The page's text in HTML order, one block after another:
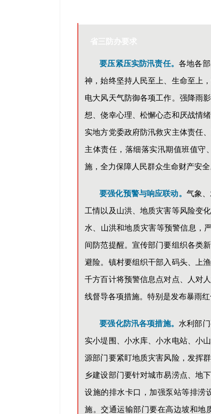
要压紧压实防汛责任。各地各
神，始终坚持人民至上、生命至上
电大风天气防御各项工作。强降雨
想、侥幸心理、松懈心态和厌战情
实地方党委政府防汛救灾主体责任
主体责任，落细落实汛期值班值守
施，全力保障人民群众生命财产安全
要强化预警与响应联动。 气象
工情以及山洪、地质灾害等风险变
水、山洪和地质灾害等预警信息，
间防范提醒。宣传部门要组织各类
避险。镇村要组织干部入码头、上
千方百计将预警信息点对点、人对
线督导各项措施。特别是发布暴雨
要强化防汛各项措施。 水利部
实小堤围、小水库、小水电站、小
源部门要紧盯地质灾害风险，发挥
乡建设部门要针对城市易涝点、地
设施的排水卡口，加强泵站等排涝
施。交通运输部门要在高边坡和地